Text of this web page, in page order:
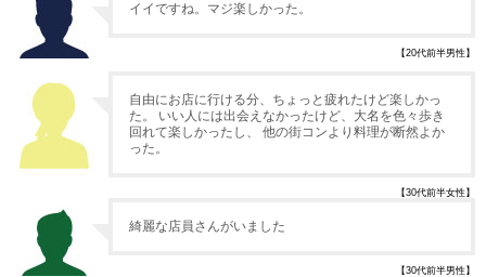
イイですね。マジ楽しかった。
【20代前半男性】
自由にお店に行ける分、ちょっと疲れたけど楽しかっ
た。 いい人には出会えなかったけど、大名を色々歩き
回れて楽しかったし、 他の街コンより料理が断然よか
った。
【30代前半女性】
綺麗な店員さんがいました
【30代前半男性】